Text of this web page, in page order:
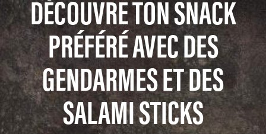
DÉCOUVRE TON SNACK
PRÉFÉRÉ AVEC DES
GENDARMES ET DES
SALAMI STICKS